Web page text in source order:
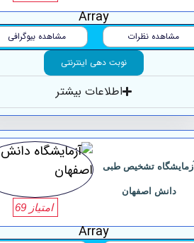
Array
مشاهده نظرات
مشاهده بیوگرافی
نوبت دهی اینترنتی
اطلاعات بیشتر
آزمایشگاه تشخیص طبی
دانش اصفهان
امتیاز 69
Array